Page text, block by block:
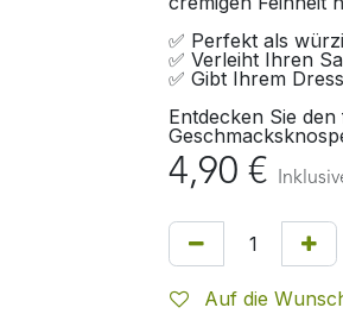
✅ Perfekt als
✅ Verleiht Ihren
✅ Gibt Ihrem
Entdecken Sie
4,90 €
Auf die